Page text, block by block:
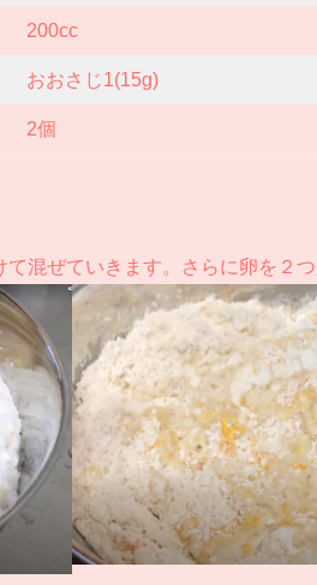
200cc
おおさじ1(15g)
2個
混ぜていきます。さらに卵を２つ